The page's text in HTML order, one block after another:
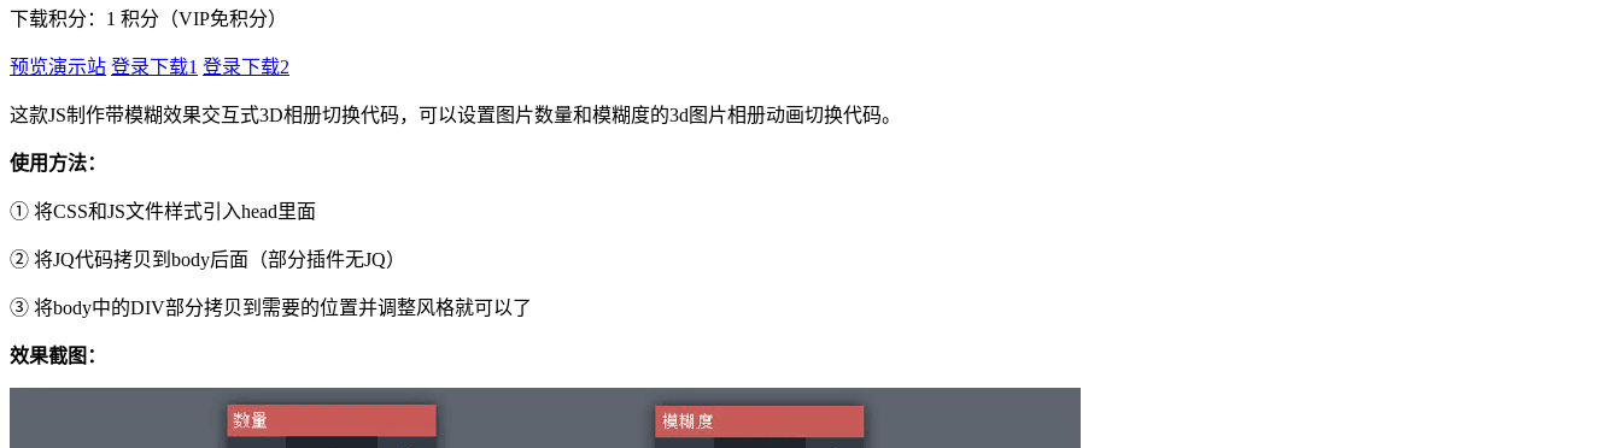
下载积分： 1 积分（VIP免积分）
预览演示站 登录下载1 登录下载2
这款JS制作带模糊效果交互式3D相册切换代码，可以设置图片数量和模糊度的3d图片相册动画切换代码。
使用方法：
① 将CSS和JS文件样式引入head里面
② 将JQ代码拷贝到body后面（部分插件无JQ）
③ 将body中的DIV部分拷贝到需要的位置并调整风格就可以了
效果截图：